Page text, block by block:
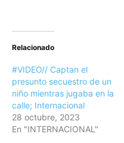
Relacionado
#VIDEO// Captan el
presunto secuestro de un
niño mientras jugaba en la
calle; Internacional
28 octubre, 2023
En "INTERNACIONAL"